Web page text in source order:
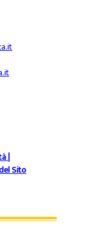
|
Sito